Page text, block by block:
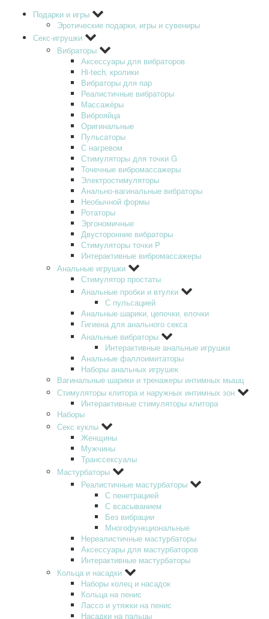
Подарки и игры
Эротические подарки‚ игры и сувениры
Секс-игрушки
Вибраторы
Аксессуары для вибраторов
Hi-tech‚ кролики
Вибраторы для пар
Реалистичные вибраторы
Массажёры
Виброяйца
Оригинальные
Пульсаторы
С нагревом
Стимуляторы для точки G
Точечные вибромассажеры
Электростимуляторы
Анально-вагинальные вибраторы
Необычной формы
Ротаторы
Эргономичные
Двусторонние вибраторы
Стимуляторы точки P
Интерактивные вибромассажеры
Анальные игрушки
Стимулятор простаты
Анальные пробки и втулки
С пульсацией
Анальные шарики‚ цепочки‚ елочки
Гигиена для анального секса
Анальные вибраторы
Интерактивные анальные игрушки
Анальные фаллоимитаторы
Наборы анальных игрушек
Вагинальные шарики и тренажеры интимных мышц
Стимуляторы клитора и наружных интимных зон
Интерактивные стимуляторы клитора
Наборы
Секс куклы
Женщины
Мужчины
Транссексуалы
Мастурбаторы
Реалистичные мастурбаторы
С пенетрацией
С всасыванием
Без вибрации
Многофункциональные
Нереалистичные мастурбаторы
Аксессуары для мастурбаторов
Интерактивные мастурбаторы
Кольца и насадки
Наборы колец и насадок
Кольца на пенис
Лассо и утяжки на пенис
Насадки на пальцы